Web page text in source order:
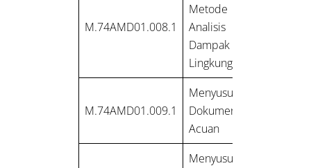
M.74AMD01.008.1
Metode Studi
Analisis Mengenai
Dampak
Lingkungan
M.74AMD01.009.1
Menyusun
Dokumen Kerangka
Acuan
Menyusun